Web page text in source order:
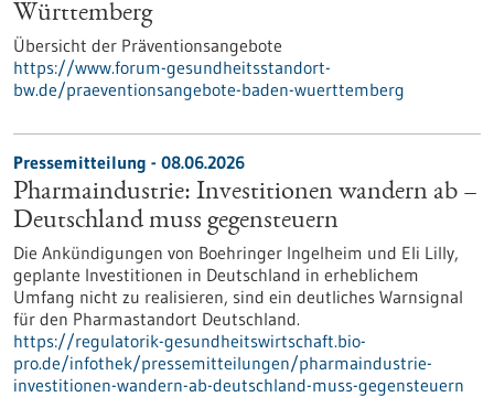
Württemberg
Übersicht der Präventionsangebote
https://www.forum-gesundheitsstandort-
bw.de/praeventionsangebote-baden-wuerttemberg
Pressemitteilung - 08.06.2026
Pharmaindustrie: Investitionen wandern ab –
Deutschland muss gegensteuern
Die Ankündigungen von Boehringer Ingelheim und Eli Lilly,
geplante Investitionen in Deutschland in erheblichem
Umfang nicht zu realisieren, sind ein deutliches Warnsignal
für den Pharmastandort Deutschland.
https://regulatorik-gesundheitswirtschaft.bio-
pro.de/infothek/pressemitteilungen/pharmaindustrie-
investitionen-wandern-ab-deutschland-muss-gegensteuern